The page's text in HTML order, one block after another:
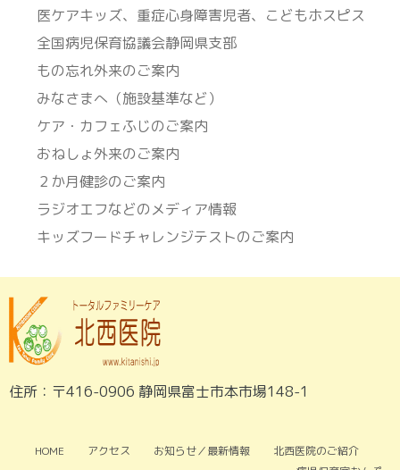
医ケアキッズ、重症心身障害児者、こどもホスピス
全国病児保育協議会静岡県支部
もの忘れ外来のご案内
みなさまへ（施設基準など）
ケア・カフェふじのご案内
おねしょ外来のご案内
２か月健診のご案内
ラジオエフなどのメディア情報
キッズフードチャレンジテストのご案内
住所：〒416-0906 静岡県富士市本市場148-1
HOME アクセス お知らせ／最新情報
北西医院のご紹介